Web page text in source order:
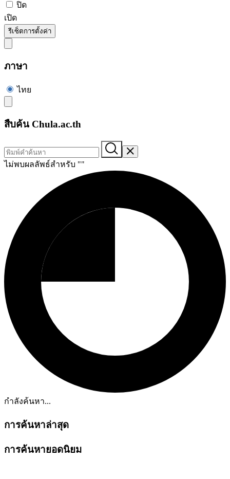
ปิด
เปิด
รีเซ็ตการตั้งค่า
ภาษา
ไทย
สืบค้น Chula.ac.th
ไม่พบผลลัพธ์สำหรับ ""
กำลังค้นหา...
การค้นหาล่าสุด
การค้นหายอดนิยม